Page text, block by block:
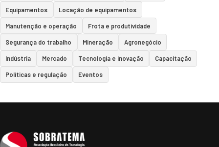
Equipamentos Locação de equipamentos
Manutenção e operação Frota e produtividade
Segurança do trabalho Mineração Agronegócio
Indústria Mercado Tecnologia e inovação Capacitação
Políticas e regulação Eventos